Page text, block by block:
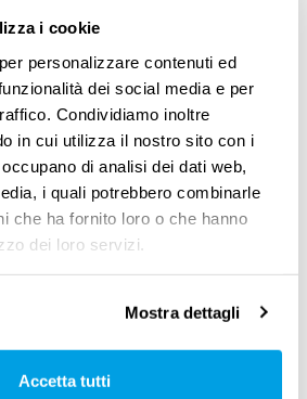
i cookie
personalizzare contenuti ed
dei social media e per
Condividiamo inoltre
in cui utilizza il nostro sito con i
di analisi dei dati web,
i quali potrebbero combinarle
che ha fornito loro o che hanno
dei loro servizi.
Mostra dettagli
Accetta tutti
di
dall’ azienda
. La
permette di
diwelfarealle esigenze della
dividendola tra fasce di
di reparto”.
, l’azienda fornisce alla
che viene recepitomolto
accresce l’employer
delle persone.